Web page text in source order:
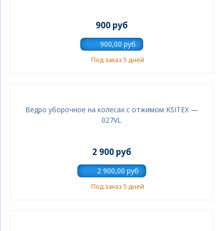
900 руб
Под заказ 5 дней
Ведро уборочное на колесах с отжимом KSITEX —
027VL
2 900 руб
Под заказ 5 дней